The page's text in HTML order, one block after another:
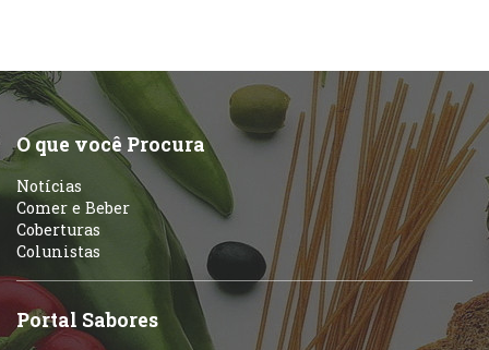
O que você Procura
Notícias
Comer e Beber
Coberturas
Colunistas
Portal Sabores